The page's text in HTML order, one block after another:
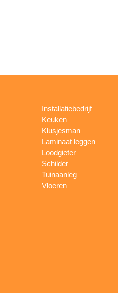
Installatiebedrijf
Keuken
Klusjesman
Laminaat leggen
Loodgieter
Schilder
Tuinaanleg
Vloeren